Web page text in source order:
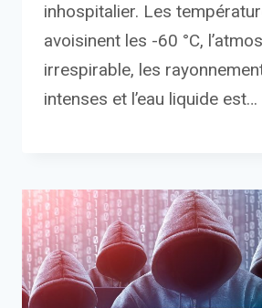
inhospitalier. Les
avoisinent les -60 °C,
irrespirable, les
intenses et l’eau liquide est…